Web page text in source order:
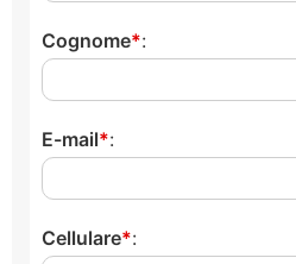
Cognome :
E-mail :
Cellulare :